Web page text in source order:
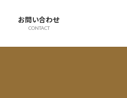
お問い合わせ
CONTACT